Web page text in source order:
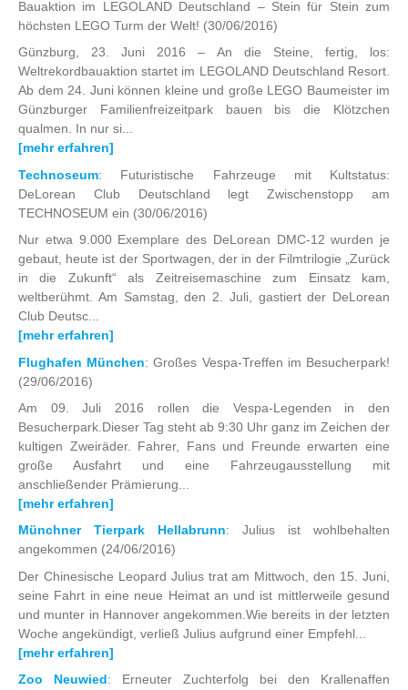
Bauaktion im LEGOLAND Deutschland – Stein für Stein zum
höchsten LEGO Turm der Welt! (30/06/2016)
Günzburg, 23. Juni 2016 – An die Steine, fertig, los:
Weltrekordbauaktion startet im LEGOLAND Deutschland Resort.
Ab dem 24. Juni können kleine und große LEGO Baumeister im
Günzburger Familienfreizeitpark bauen bis die Klötzchen
qualmen. In nur si...
[mehr erfahren]
Technoseum: Futuristische Fahrzeuge mit Kultstatus:
DeLorean Club Deutschland legt Zwischenstopp am
TECHNOSEUM ein (30/06/2016)
Nur etwa 9.000 Exemplare des DeLorean DMC-12 wurden je
gebaut, heute ist der Sportwagen, der in der Filmtrilogie „Zurück
in die Zukunft“ als Zeitreisemaschine zum Einsatz kam,
weltberühmt. Am Samstag, den 2. Juli, gastiert der DeLorean
Club Deutsc...
[mehr erfahren]
Flughafen München: Großes Vespa-Treffen im Besucherpark!
(29/06/2016)
Am 09. Juli 2016 rollen die Vespa-Legenden in den
Besucherpark.Dieser Tag steht ab 9:30 Uhr ganz im Zeichen der
kultigen Zweiräder. Fahrer, Fans und Freunde erwarten eine
große Ausfahrt und eine Fahrzeugausstellung mit
anschließender Prämierung...
[mehr erfahren]
Münchner Tierpark Hellabrunn: Julius ist wohlbehalten
angekommen (24/06/2016)
Der Chinesische Leopard Julius trat am Mittwoch, den 15. Juni,
seine Fahrt in eine neue Heimat an und ist mittlerweile gesund
und munter in Hannover angekommen.Wie bereits in der letzten
Woche angekündigt, verließ Julius aufgrund einer Empfehl...
[mehr erfahren]
Zoo Neuwied: Erneuter Zuchterfolg bei den Krallenaffen